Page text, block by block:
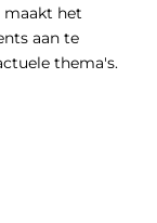
maakt het
aan te
thema's.